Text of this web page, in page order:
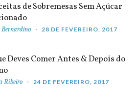
de Sobremesas Sem Açúcar
28 DE FEVEREIRO, 2017
Deves Comer Antes & Depois do
Ribeiro 24 DE FEVEREIRO, 2017